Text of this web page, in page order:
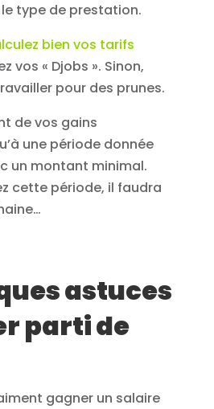
type de prestation.
bien vos tarifs
vos « Djobs ». Sinon,
pour des prunes.
de vos gains
une période donnée
un montant minimal.
cette période, il faudra
astuces
parti de
gagner un salaire